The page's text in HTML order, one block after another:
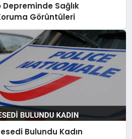
Sağlık
Görüntüleri
Bulundu Kadın